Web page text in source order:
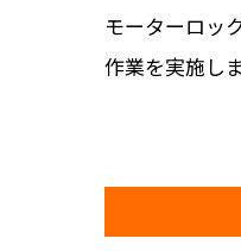
モーターロッ
作業を実施し